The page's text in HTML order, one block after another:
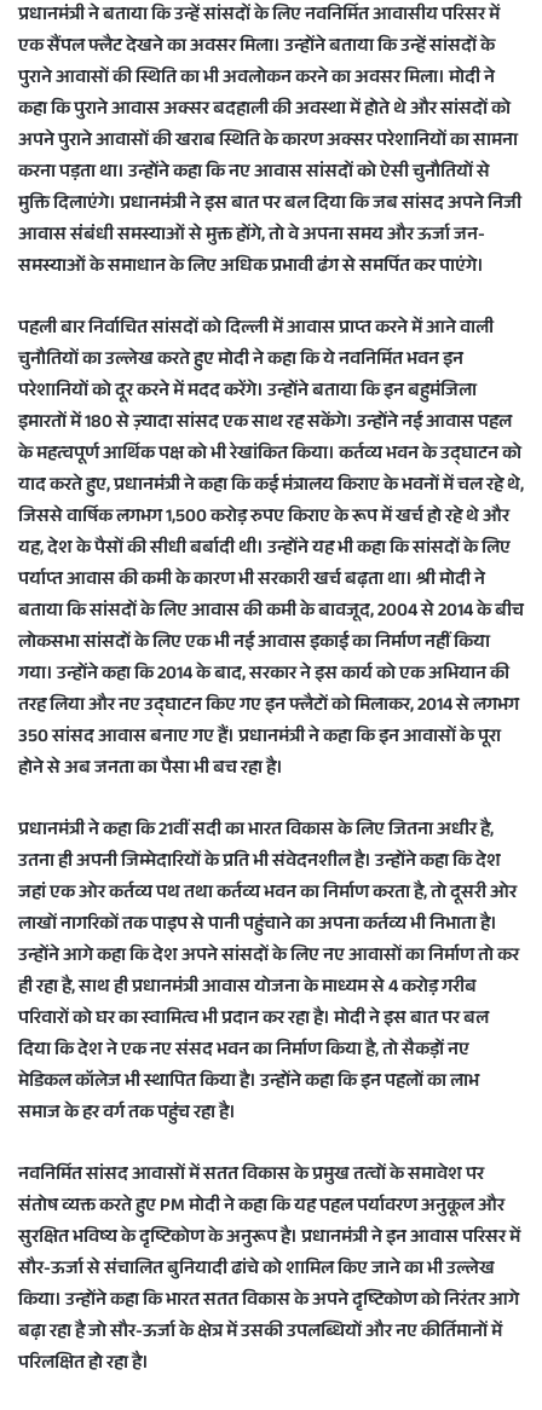
प्रधानमंत्री ने बताया कि उन्हें सांसदों के लिए नवनिर्मित आवासीय परिसर में
एक सैंपल फ्लैट देखने का अवसर मिला। उन्होंने बताया कि उन्हें सांसदों के
पुराने आवासों की स्थिति का भी अवलोकन करने का अवसर मिला। मोदी ने
कहा कि पुराने आवास अक्सर बदहाली की अवस्था में होते थे और सांसदों को
अपने पुराने आवासों की खराब स्थिति के कारण अक्सर परेशानियों का सामना
करना पड़ता था। उन्होंने कहा कि नए आवास सांसदों को ऐसी चुनौतियों से
मुक्ति दिलाएंगे। प्रधानमंत्री ने इस बात पर बल दिया कि जब सांसद अपने निजी
आवास संबंधी समस्याओं से मुक्त होंगे, तो वे अपना समय और ऊर्जा जन-
समस्याओं के समाधान के लिए अधिक प्रभावी ढंग से समर्पित कर पाएंगे।
पहली बार निर्वाचित सांसदों को दिल्ली में आवास प्राप्त करने में आने वाली
चुनौतियों का उल्लेख करते हुए मोदी ने कहा कि ये नवनिर्मित भवन इन
परेशानियों को दूर करने में मदद करेंगे। उन्होंने बताया कि इन बहुमंजिला
इमारतों में 180 से ज़्यादा सांसद एक साथ रह सकेंगे। उन्होंने नई आवास पहल
के महत्वपूर्ण आर्थिक पक्ष को भी रेखांकित किया। कर्तव्य भवन के उद्घाटन को
याद करते हुए, प्रधानमंत्री ने कहा कि कई मंत्रालय किराए के भवनों में चल रहे थे,
जिससे वार्षिक लगभग 1,500 करोड़ रुपए किराए के रूप में खर्च हो रहे थे और
यह, देश के पैसों की सीधी बर्बादी थी। उन्होंने यह भी कहा कि सांसदों के लिए
पर्याप्त आवास की कमी के कारण भी सरकारी खर्च बढ़ता था। श्री मोदी ने
बताया कि सांसदों के लिए आवास की कमी के बावजूद, 2004 से 2014 के बीच
लोकसभा सांसदों के लिए एक भी नई आवास इकाई का निर्माण नहीं किया
गया। उन्होंने कहा कि 2014 के बाद, सरकार ने इस कार्य को एक अभियान की
तरह लिया और नए उद्घाटन किए गए इन फ्लैटों को मिलाकर, 2014 से लगभग
350 सांसद आवास बनाए गए हैं। प्रधानमंत्री ने कहा कि इन आवासों के पूरा
होने से अब जनता का पैसा भी बच रहा है।
प्रधानमंत्री ने कहा कि 21वीं सदी का भारत विकास के लिए जितना अधीर है,
उतना ही अपनी जिम्मेदारियों के प्रति भी संवेदनशील है। उन्होंने कहा कि देश
जहां एक ओर कर्तव्य पथ तथा कर्तव्य भवन का निर्माण करता है, तो दूसरी ओर
लाखों नागरिकों तक पाइप से पानी पहुंचाने का अपना कर्तव्य भी निभाता है।
उन्होंने आगे कहा कि देश अपने सांसदों के लिए नए आवासों का निर्माण तो कर
ही रहा है, साथ ही प्रधानमंत्री आवास योजना के माध्यम से 4 करोड़ गरीब
परिवारों को घर का स्वामित्व भी प्रदान कर रहा है। मोदी ने इस बात पर बल
दिया कि देश ने एक नए संसद भवन का निर्माण किया है, तो सैकड़ों नए
मेडिकल कॉलेज भी स्थापित किया है। उन्होंने कहा कि इन पहलों का लाभ
समाज के हर वर्ग तक पहुंच रहा है।
नवनिर्मित सांसद आवासों में सतत विकास के प्रमुख तत्वों के समावेश पर
संतोष व्यक्त करते हुए PM मोदी ने कहा कि यह पहल पर्यावरण अनुकूल और
सुरक्षित भविष्य के दृष्टिकोण के अनुरूप है। प्रधानमंत्री ने इन आवास परिसर में
सौर-ऊर्जा से संचालित बुनियादी ढांचे को शामिल किए जाने का भी उल्लेख
किया। उन्होंने कहा कि भारत सतत विकास के अपने दृष्टिकोण को निरंतर आगे
बढ़ा रहा है जो सौर-ऊर्जा के क्षेत्र में उसकी उपलब्धियों और नए कीर्तिमानों में
परिलक्षित हो रहा है।